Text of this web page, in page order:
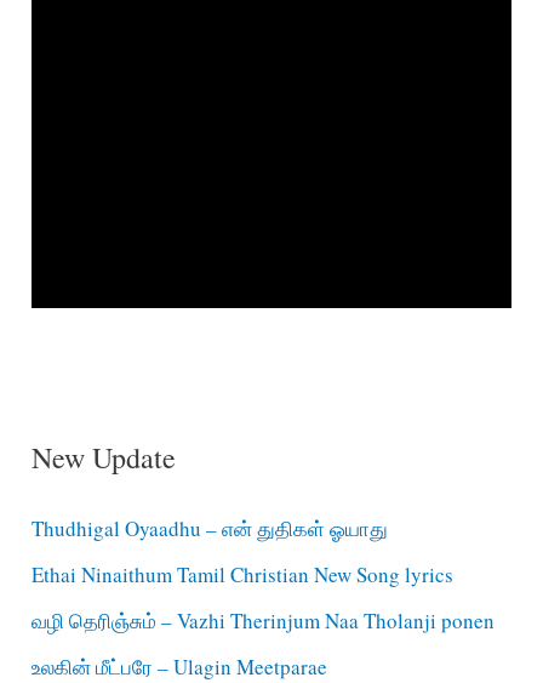
New Update
Thudhigal Oyaadhu – என் துதிகள் ஓயாது
Ethai Ninaithum Tamil Christian New Song lyrics
வழி தெரிஞ்சும் – Vazhi Therinjum Naa Tholanji ponen
உலகின் மீட்பரே – Ulagin Meetparae